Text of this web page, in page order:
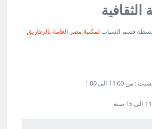
قسم الشباب لمكتبة مصر العامة بالزقازيق
الى 1:00